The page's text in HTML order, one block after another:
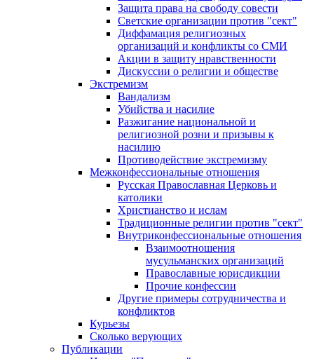
Защита права на свободу совести
Светские организации против "сект"
Диффамация религиозных
организаций и конфликты со СМИ
Акции в защиту нравственности
Дискуссии о религии и обществе
Экстремизм
Вандализм
Убийства и насилие
Разжигание национальной и
религиозной розни и призывы к
насилию
Противодействие экстремизму
Межконфессиональные отношения
Русская Православная Церковь и
католики
Христианство и ислам
Традиционные религии против "сект"
Внутриконфессиональные отношения
Взаимоотношения
мусульманских организаций
Православные юрисдикции
Прочие конфессии
Другие примеры сотрудничества и
конфликтов
Курьезы
Сколько верующих
Публикации